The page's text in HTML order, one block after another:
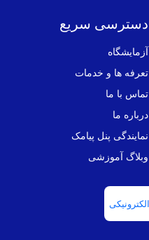
دسترسی سریع
آزمایشگاه
تعرفه ها و خدمات
تماس با ما
درباره ما
نمایندگی پنل پیامک
وبلاگ آموزشی